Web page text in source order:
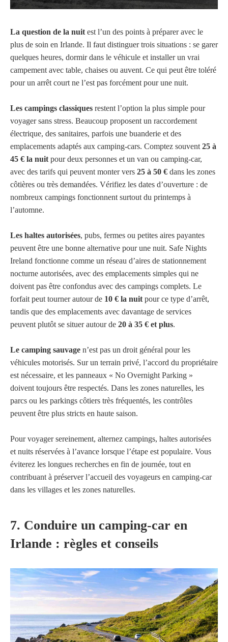
La question de la nuit est l’un des points à préparer avec le
plus de soin en Irlande. Il faut distinguer trois situations : se garer
quelques heures, dormir dans le véhicule et installer un vrai
campement avec table, chaises ou auvent. Ce qui peut être toléré
pour un arrêt court ne l’est pas forcément pour une nuit.
Les campings classiques restent l’option la plus simple pour
voyager sans stress. Beaucoup proposent un raccordement
électrique, des sanitaires, parfois une buanderie et des
emplacements adaptés aux camping-cars. Comptez souvent 25 à
45 € la nuit pour deux personnes et un van ou camping-car,
avec des tarifs qui peuvent monter vers 25 à 50 € dans les zones
côtières ou très demandées. Vérifiez les dates d’ouverture : de
nombreux campings fonctionnent surtout du printemps à
l’automne.
Les haltes autorisées, pubs, fermes ou petites aires payantes
peuvent être une bonne alternative pour une nuit. Safe Nights
Ireland fonctionne comme un réseau d’aires de stationnement
nocturne autorisées, avec des emplacements simples qui ne
doivent pas être confondus avec des campings complets. Le
forfait peut tourner autour de 10 € la nuit pour ce type d’arrêt,
tandis que des emplacements avec davantage de services
peuvent plutôt se situer autour de 20 à 35 € et plus.
Le camping sauvage n’est pas un droit général pour les
véhicules motorisés. Sur un terrain privé, l’accord du propriétaire
est nécessaire, et les panneaux « No Overnight Parking »
doivent toujours être respectés. Dans les zones naturelles, les
parcs ou les parkings côtiers très fréquentés, les contrôles
peuvent être plus stricts en haute saison.
Pour voyager sereinement, alternez campings, haltes autorisées
et nuits réservées à l’avance lorsque l’étape est populaire. Vous
éviterez les longues recherches en fin de journée, tout en
contribuant à préserver l’accueil des voyageurs en camping-car
dans les villages et les zones naturelles.
7. Conduire un camping-car en
Irlande : règles et conseils